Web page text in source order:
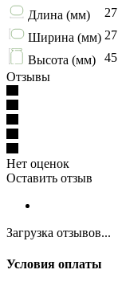
Длина (мм)
Ширина (мм)
Высота (мм)
45
Отзывы
Нет оценок
Оставить отзыв
Загрузка отзывов...
Условия оплаты